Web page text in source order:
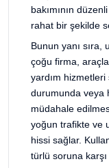
bakımının
rahat bir şekilde
Bunun yanı sıra,
çoğu firma,
yardım
durumunda veya
müdahale
yoğun trafikte ve
hissi sağlar.
türlü soruna karşı